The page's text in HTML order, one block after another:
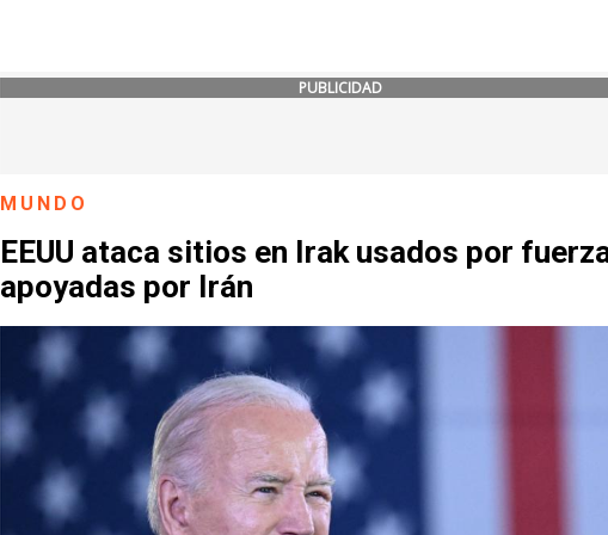
PUBLICIDAD
MUNDO
EEUU ataca sitios en Irak usados por
apoyadas por Irán